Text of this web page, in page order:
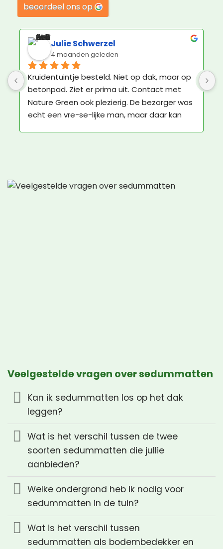
beoordeel ons op
Julie Schwerzel
4 maanden geleden
Kruidentuintje besteld. Niet op dak, maar op
betonpad. Ziet er prima uit. Contact met
Nature Green ook plezierig. De bezorger was
echt een vre-se-lijke man, maar daar kan
Veelgestelde vragen over sedummatten
Kan ik sedummatten los op het dak
leggen?
Wat is het verschil tussen de twee
soorten sedummatten die jullie
aanbieden?
Welke ondergrond heb ik nodig voor
sedummatten in de tuin?
Wat is het verschil tussen
sedummatten als bodembedekker en